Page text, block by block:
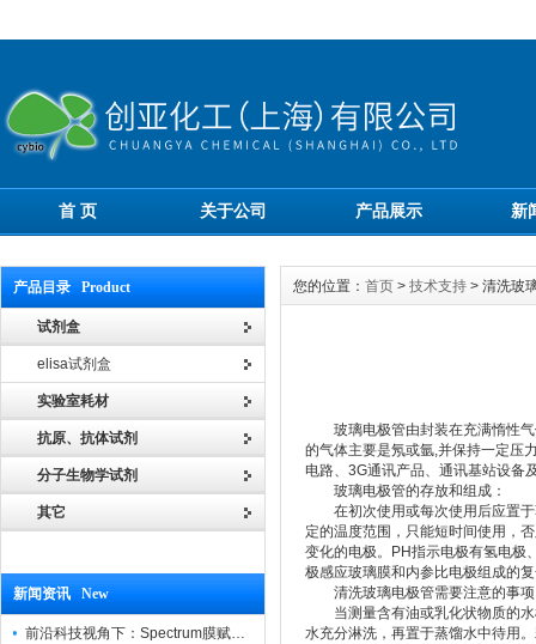
首 页 关于公司 产品展示 新
产品目录 Product
试剂盒
elisa试剂盒
实验室耗材
抗原、抗体试剂
分子生物学试剂
其它
新闻资讯 New
前沿科技视角下：Spectrum膜赋能精密制造
您的位置： 首页 > 技术支持 > 清洗玻
玻璃电极管由封装在充满惰性
的气体主要是氖或氩,并保持一定压
电路、3G通讯产品、通讯基站设备
玻璃电极管的存放和组成：
在初次使用或每次使用后应置于
定的温度范围，只能短时间使用，
变化的电极。PH指示电极有氢电极
极感应玻璃膜和内参比电极组成的
清洗玻璃电极管需要注意的事项
当测量含有油或乳化状物质的水
水充分淋洗，再置于蒸馏水中待用